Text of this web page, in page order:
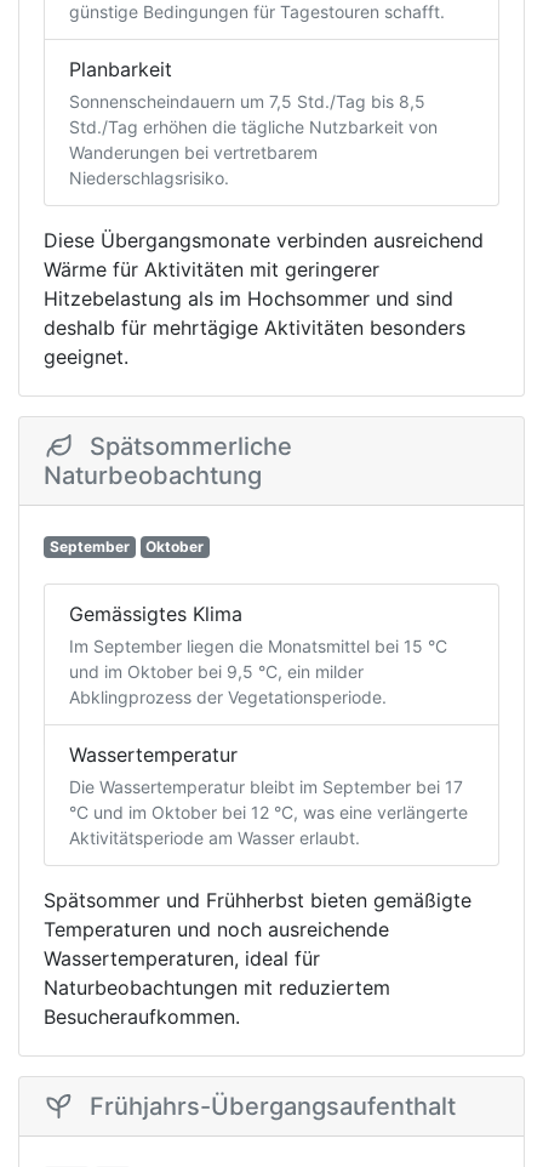
günstige Bedingungen für Tagestouren schafft.
Planbarkeit
Sonnenscheindauern um 7,5 Std./Tag bis 8,5
Std./Tag erhöhen die tägliche Nutzbarkeit von
Wanderungen bei vertretbarem
Niederschlagsrisiko.
Diese Übergangsmonate verbinden ausreichend
Wärme für Aktivitäten mit geringerer
Hitzebelastung als im Hochsommer und sind
deshalb für mehrtägige Aktivitäten besonders
geeignet.
Spätsommerliche
Naturbeobachtung
September Oktober
Gemässigtes Klima
Im September liegen die Monatsmittel bei 15 °C
und im Oktober bei 9,5 °C, ein milder
Abklingprozess der Vegetationsperiode.
Wassertemperatur
Die Wassertemperatur bleibt im September bei 17
°C und im Oktober bei 12 °C, was eine verlängerte
Aktivitätsperiode am Wasser erlaubt.
Spätsommer und Frühherbst bieten gemäßigte
Temperaturen und noch ausreichende
Wassertemperaturen, ideal für
Naturbeobachtungen mit reduziertem
Besucheraufkommen.
Frühjahrs-Übergangsaufenthalt